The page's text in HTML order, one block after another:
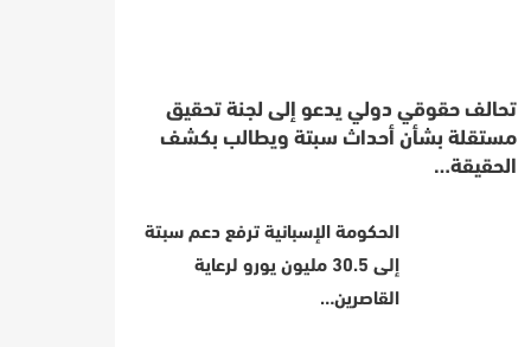
تحالف حقوقي دولي يدعو إلى لجنة تحقيق
مستقلة بشأن أحداث سبتة ويطالب بكشف
الحقيقة…
الحكومة الإسبانية ترفع دعم سبتة
إلى 30.5 مليون يورو لرعاية
القاصرين…